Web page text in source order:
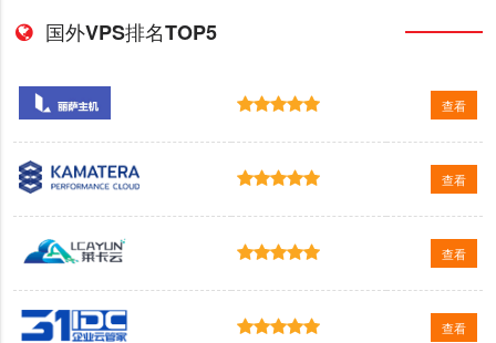
国外VPS排名TOP5
查看
查看
查看
查看